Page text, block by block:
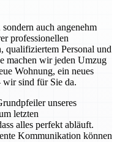
auch angenehm
professionellen
qualifiziertem Personal und
machen wir jeden Umzug
Wohnung, ein neues
wir sind für Sie da.
unseres
letzten
alles perfekt abläuft.
Kommunikation können